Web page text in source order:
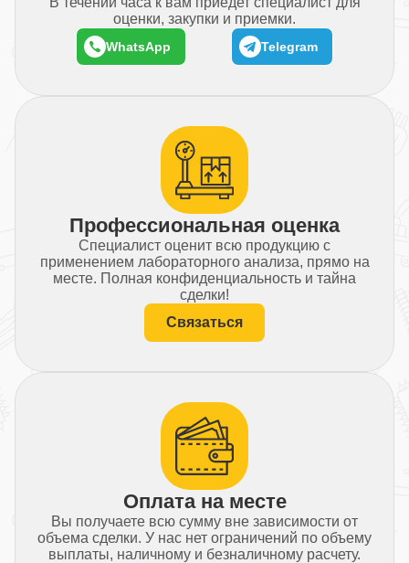
оценки, закупки и приемки.
WhatsApp Telegram
Профессиональная оценка
Специалист оценит всю продукцию с
применением лабораторного анализа, прямо на
месте. Полная конфиденциальность и тайна
сделки!
Связаться
Оплата на месте
Вы получаете всю сумму вне зависимости от
объема сделки. У нас нет ограничений по объему
выплаты, наличному и безналичному расчету.